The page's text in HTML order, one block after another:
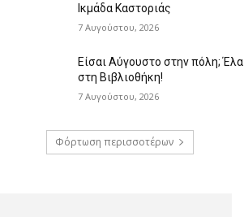
Ικμάδα Καστοριάς
7 Αυγούστου, 2026
Είσαι Αύγουστο στην πόλη; Έλα
στη Βιβλιοθήκη!
7 Αυγούστου, 2026
Φόρτωση περισσοτέρων